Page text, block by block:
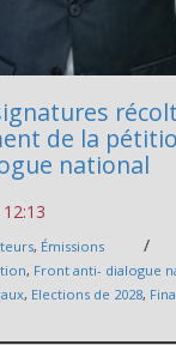
de la
national
, Émissions /
, Front anti- dialogue
, Elections de 2028,